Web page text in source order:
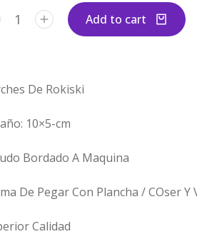
Add to cart
De Rokiski
10×5-cm
Bordado A Maquina
De Pegar Con Plancha / COser
Calidad